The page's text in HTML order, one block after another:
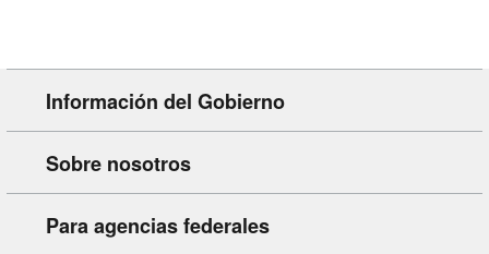
Información del Gobierno
Sobre nosotros
Para agencias federales